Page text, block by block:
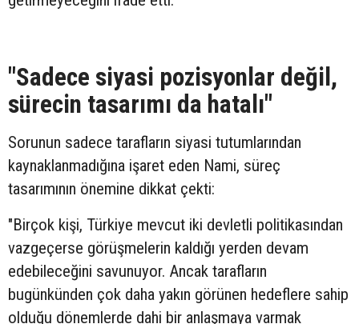
"Sadece siyasi pozisyonlar değil,
sürecin tasarımı da hatalı"
Sorunun sadece tarafların siyasi tutumlarından
kaynaklanmadığına işaret eden Nami, süreç
tasarımının önemine dikkat çekti:
"Birçok kişi, Türkiye mevcut iki devletli politikasından
vazgeçerse görüşmelerin kaldığı yerden devam
edebileceğini savunuyor. Ancak tarafların
bugünkünden çok daha yakın görünen hedeflere sahip
olduğu dönemlerde dahi bir anlaşmaya varmak